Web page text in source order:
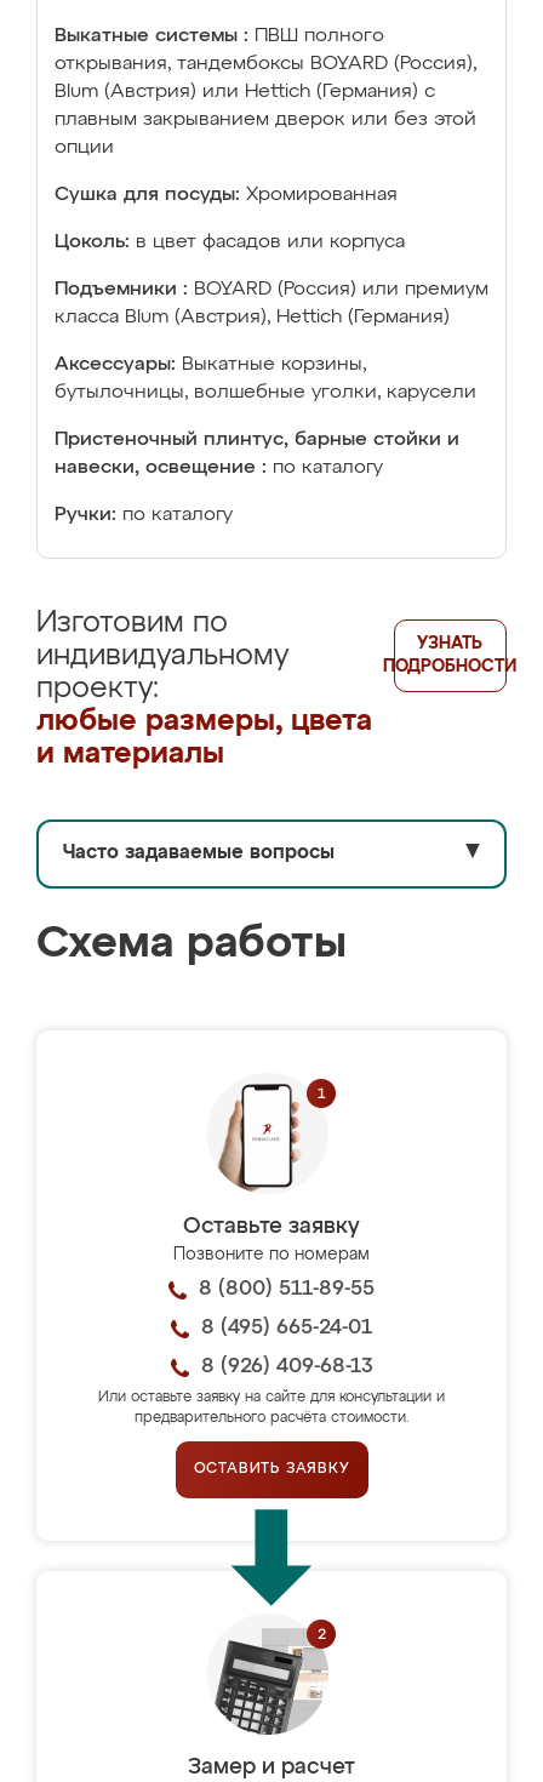
Выкатные системы :
ПВШ полного
открывания, тандембоксы BOYARD (Россия),
Blum (Австрия) или Hettich (Германия) с
плавным закрыванием дверок или без этой
опции
Сушка для посуды: Хромированная
Цоколь: в цвет фасадов или корпуса
Подъемники : BOYARD (Россия) или премиум
класса Blum (Австрия), Hettich (Германия)
Аксессуары: Выкатные корзины,
бутылочницы, волшебные уголки, карусели
Пристеночный плинтус, барные стойки и
навески, освещение : по каталогу
Ручки: по каталогу
Изготовим по
индивидуальному
проекту:
любые размеры, цвета
и материалы
УЗНАТЬ
ПОДРОБНОСТИ
Часто задаваемые вопросы ▼
Схема работы
Оставьте заявку
Позвоните по номерам
8 (800) 511-89-55
8 (495) 665-24-01
8 (926) 409-68-13
Или оставьте заявку на сайте для консультации и
предварительного расчёта стоимости.
ОСТАВИТЬ ЗАЯВКУ
Замер и расчет